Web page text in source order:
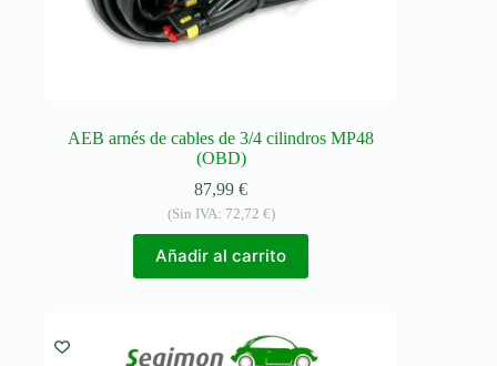
AEB arnés de cables de 3/4 cilindros MP48
(OBD)
87,99€
(Sin IVA: 72,72 €)
Añadir al carrito